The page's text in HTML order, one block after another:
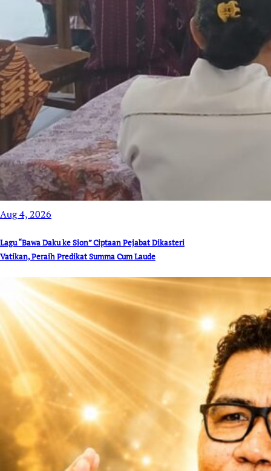
Aug 4, 2026
Lagu “Bawa Daku ke Sion” Ciptaan Pejabat Dikasteri
Vatikan, Peraih Predikat Summa Cum Laude